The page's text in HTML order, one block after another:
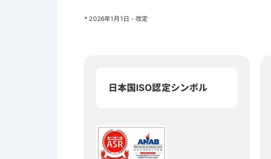
* 2026年1月1日 - 改定
日本国ISO認定シンボル